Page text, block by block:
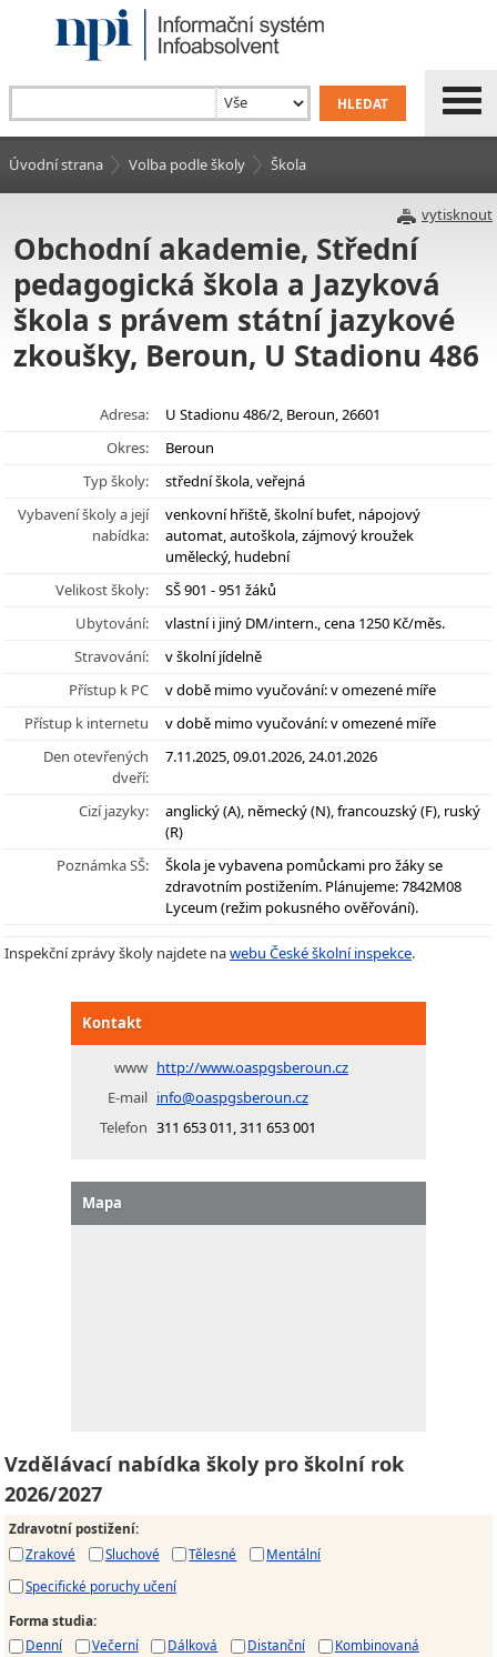
Úvodní strana Volba podle školy Škola
vytisknout
Obchodní akademie, Střední
pedagogická škola a Jazyková
škola s právem státní jazykové
zkoušky, Beroun, U Stadionu 486
Adresa:
U Stadionu 486/2, Beroun, 26601
Okres:
Beroun
Typ školy:
střední škola, veřejná
Vybavení školy a její
nabídka:
venkovní hřiště, školní bufet, nápojový
automat, autoškola, zájmový kroužek
umělecký, hudební
Velikost školy:
SŠ 901 - 951 žáků
Ubytování:
vlastní i jiný DM/intern., cena 1250 Kč/měs.
Stravování:
v školní jídelně
Přístup k PC
v době mimo vyučování: v omezené míře
Přístup k internetu
v době mimo vyučování: v omezené míře
Den otevřených
dveří:
7.11.2025, 09.01.2026, 24.01.2026
Cizí jazyky:
anglický (A), německý (N), francouzský (F), ruský
(R)
Poznámka SŠ:
Škola je vybavena pomůckami pro žáky se
zdravotním postižením. Plánujeme: 7842M08
Lyceum (režim pokusného ověřování).
Inspekční zprávy školy najdete nawebu České školní inspekce.
Kontakt
www http://www.oaspgsberoun.cz
E-mail info@oaspgsberoun.cz
Telefon 311 653 011, 311 653 001
Mapa
Vzdělávací nabídka školy pro školní rok
2026/2027
Zdravotní postižení:
Zrakové
Sluchové Tělesné
Mentální
Specifické poruchy učení
Forma studia:
Denní
Večerní Dálková Distanční Kombinovaná